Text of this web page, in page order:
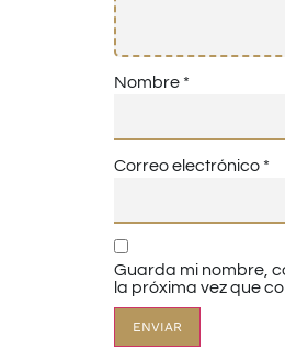
Nombre *
Correo electrónico *
Guarda mi nombre,
la próxima vez que